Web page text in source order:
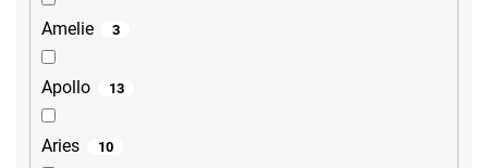
Amelie 3
Apollo 13
Aries 10